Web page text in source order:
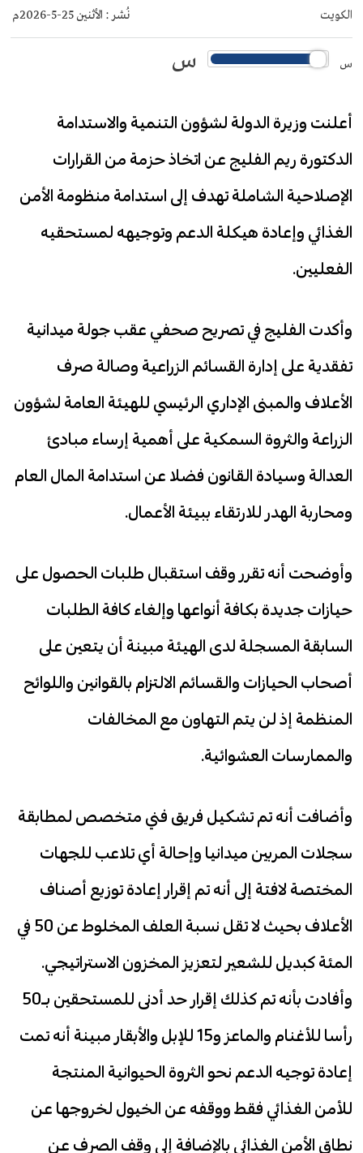
الكويت نُشر : الأثنين 25-5-2026م
س س
أعلنت وزيرة الدولة لشؤون التنمية والاستدامة
الدكتورة ريم الفليج عن اتخاذ حزمة من القرارات
الإصلاحية الشاملة تهدف إلى استدامة منظومة الأمن
الغذائي وإعادة هيكلة الدعم وتوجيهه لمستحقيه
الفعليين.
وأكدت الفليج في تصريح صحفي عقب جولة ميدانية
تفقدية على إدارة القسائم الزراعية وصالة صرف
الأعلاف والمبنى الإداري الرئيسي للهيئة العامة لشؤون
الزراعة والثروة السمكية على أهمية إرساء مبادئ
العدالة وسيادة القانون فضلا عن استدامة المال العام
ومحاربة الهدر للارتقاء ببيئة الأعمال.
وأوضحت أنه تقرر وقف استقبال طلبات الحصول على
حيازات جديدة بكافة أنواعها وإلغاء كافة الطلبات
السابقة المسجلة لدى الهيئة مبينة أن يتعين على
أصحاب الحيازات والقسائم الالتزام بالقوانين واللوائح
المنظمة إذ لن يتم التهاون مع المخالفات
والممارسات العشوائية.
وأضافت أنه تم تشكيل فريق فني متخصص لمطابقة
سجلات المربين ميدانيا وإحالة أي تلاعب للجهات
المختصة لافتة إلى أنه تم إقرار إعادة توزيع أصناف
الأعلاف بحيث لا تقل نسبة العلف المخلوط عن 50 في
المئة كبديل للشعير لتعزيز المخزون الاستراتيجي.
وأفادت بأنه تم كذلك إقرار حد أدنى للمستحقين بـ50
رأسا للأغنام والماعز و15 للإبل والأبقار مبينة أنه تمت
إعادة توجيه الدعم نحو الثروة الحيوانية المنتجة
للأمن الغذائي فقط ووقفه عن الخيول لخروجها عن
نطاق الأمن الغذائي بالإضافة إلى وقف الصرف عن